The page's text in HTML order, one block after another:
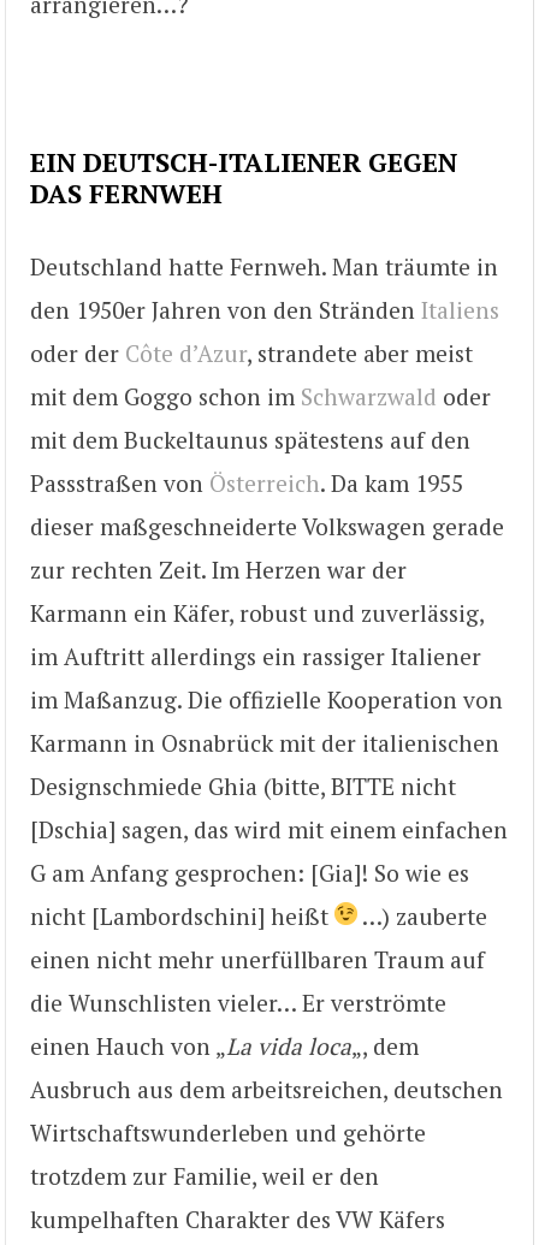
EIN DEUTSCH-ITALIENER GEGEN
DAS FERNWEH
Deutschland hatte Fernweh. Man träumte in
den 1950er Jahren von den Stränden Italiens
oder der Côte d’Azur, strandete aber meist
mit dem Goggo schon im Schwarzwald oder
mit dem Buckeltaunus spätestens auf den
Passstraßen von Österreich. Da kam 1955
dieser maßgeschneiderte Volkswagen gerade
zur rechten Zeit. Im Herzen war der
Karmann ein Käfer, robust und zuverlässig,
im Auftritt allerdings ein rassiger Italiener
im Maßanzug. Die offizielle Kooperation von
Karmann in Osnabrück mit der italienischen
Designschmiede Ghia (bitte, BITTE nicht
[Dschia] sagen, das wird mit einem einfachen
G am Anfang gesprochen: [Gia]! So wie es
nicht [Lambordschini] heißt
…) zauberte
einen nicht mehr unerfüllbaren Traum auf
die Wunschlisten vieler… Er verströmte
einen Hauch von „La vida loca„, dem
Ausbruch aus dem arbeitsreichen, deutschen
Wirtschaftswunderleben und gehörte
trotzdem zur Familie, weil er den
kumpelhaften Charakter des VW Käfers